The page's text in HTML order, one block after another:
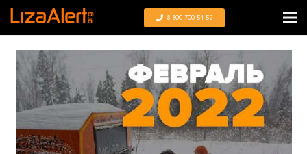
8 800 700 54 52